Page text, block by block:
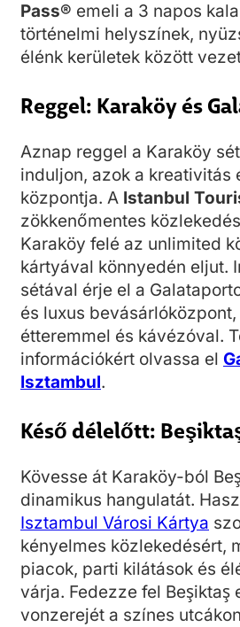
Pass® emeli a 3 napos
történelmi helyszínek,
élénk kerületek között
Reggel: Karaköy és
Aznap reggel a Karaköy
induljon, azok a kreativitás
központja. A Istanbul
zökkenőmentes
Karaköy felé az unlimited
kártyával könnyedén eljut.
sétával érje el a
és luxus
étteremmel és kávézóval.
információkért olvassa el
Isztambul.
Késő délelőtt:
Kövesse át Karaköy-ból
dinamikus hangulatát.
Isztambul Városi Kártya
kényelmes közlekedésért,
piacok, parti kilátások és
várja. Fedezze fel Beşiktaş
vonzerejét a színes